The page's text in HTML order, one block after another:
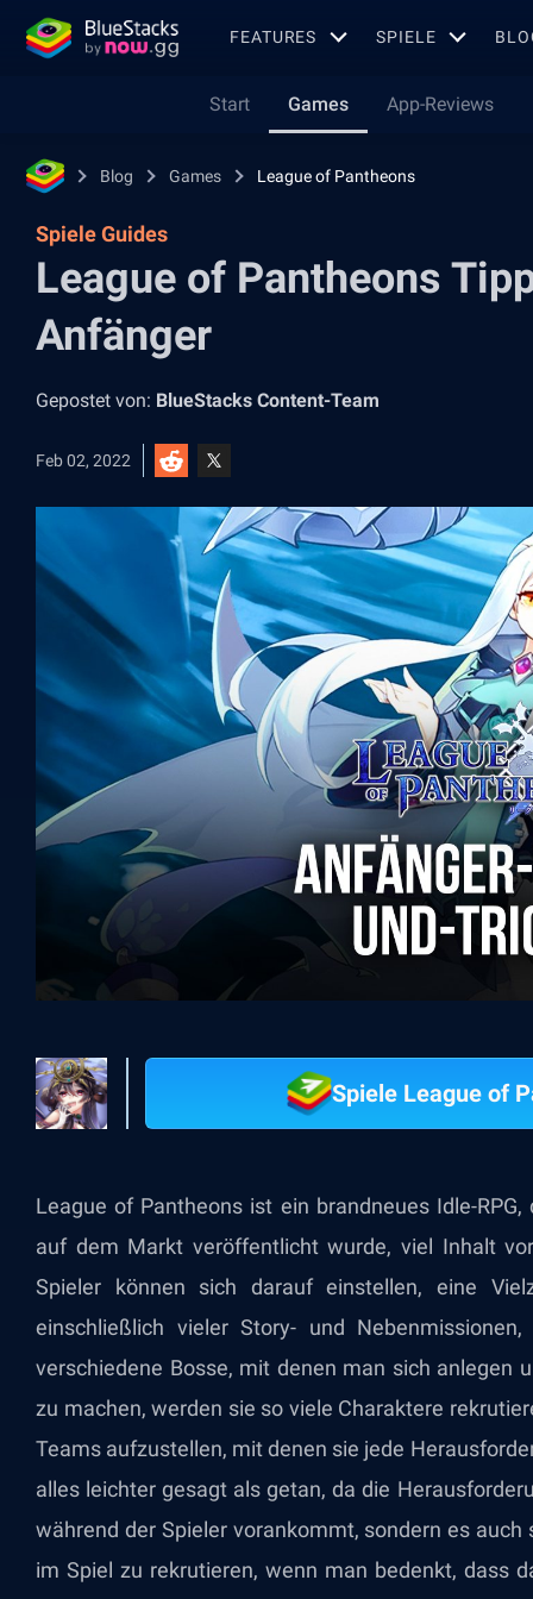
FEATURES SPIELE
Start Games App-Reviews
Blog Games League of Pantheons
Spiele Guides
League of Pantheons
Anfänger
Gepostet von: BlueStacks Content-Team
Feb 02, 2022
Spiele League of
League of Pantheons ist ein brandneues Idle-
auf dem Markt veröffentlicht wurde, viel Inhalt
Spieler können sich darauf einstellen, eine
einschließlich vieler Story- und
verschiedene Bosse, mit denen man sich anlegen
zu machen, werden sie so viele Charaktere
Teams aufzustellen, mit denen sie jede
alles leichter gesagt als getan, da die
während der Spieler vorankommt, sondern es
im Spiel zu rekrutieren, wenn man bedenkt, dass